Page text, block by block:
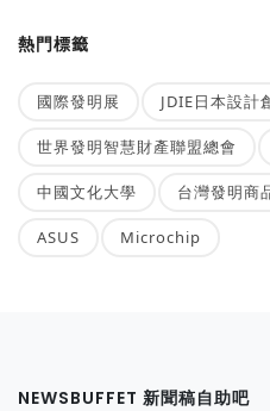
熱門標籤
國際發明展 JDIE日本設計
世界發明智慧財產聯盟總會
中國文化大學 台灣發明商
ASUS Microchip
NEWSBUFFET 新聞稿自助吧